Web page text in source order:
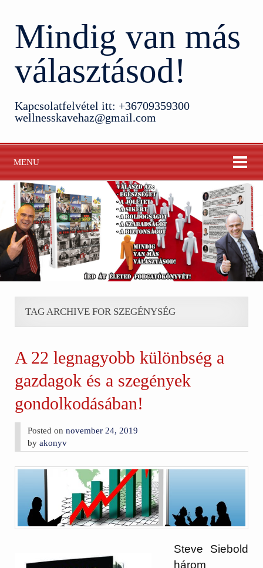
Mindig van más
választásod!
Kapcsolatfelvétel itt: +36709359300
wellnesskavehaz@gmail.com
MENU
TAG ARCHIVE FOR SZEGÉNYSÉG
A 22 legnagyobb különbség a
gazdagok és a szegények
gondolkodásában!
Posted onnovember 24, 2019
byakonyv
Steve Siebold
három